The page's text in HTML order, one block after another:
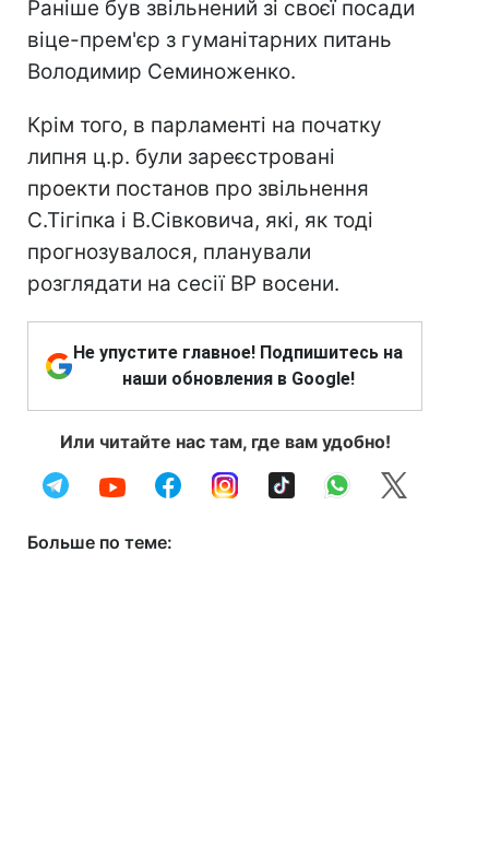
Раніше був звільнений зі своєї посади
віце-прем'єр з гуманітарних питань
Володимир Семиноженко.
Крім того, в парламенті на початку
липня ц.р. були зареєстровані
проекти постанов про звільнення
С.Тігіпка і В.Сівковича, які, як тоді
прогнозувалося, планували
розглядати на сесії ВР восени.
Не упустите главное! Подпишитесь на
наши обновления в Google!
Или читайте нас там, где вам удобно!
Больше по теме: